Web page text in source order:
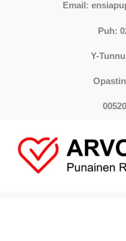
Email:
Puh:
Y-